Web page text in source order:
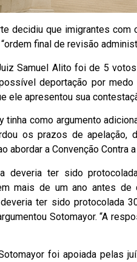
decidiu que imigrantes
final de revisão
Samuel Alito foi de 5
deportação por
ele apresentou sua
tinha como argumento
os prazos de apelação,
abordar a Convenção Contra a
deveria ter sido
mais de um ano antes
ter sido protocolada
Sotomayor. “A
foi apoiada pelas